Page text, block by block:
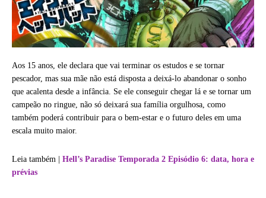
Aos 15 anos, ele declara que vai terminar os estudos e se tornar
pescador, mas sua mãe não está disposta a deixá-lo abandonar o sonho
que acalenta desde a infância. Se ele conseguir chegar lá e se tornar um
campeão no ringue, não só deixará sua família orgulhosa, como
também poderá contribuir para o bem-estar e o futuro deles em uma
escala muito maior.
Leia também | Hell’s Paradise Temporada 2 Episódio 6: data, hora e
prévias